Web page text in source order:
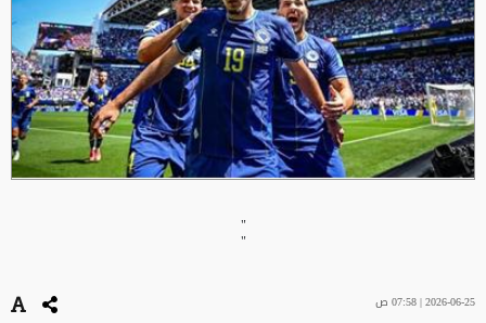
"
"
2026-06-25 | 07:58 ص